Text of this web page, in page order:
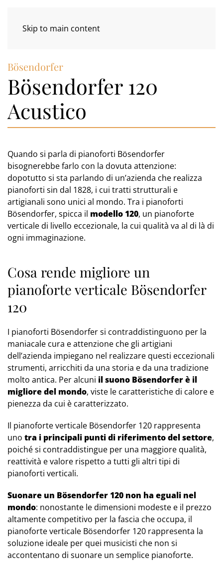
Skip to main content
Bösendorfer
Bösendorfer 120
Acustico
Quando si parla di pianoforti Bösendorfer
bisognerebbe farlo con la dovuta attenzione:
dopotutto si sta parlando di un’azienda che realizza
pianoforti sin dal 1828, i cui tratti strutturali e
artigianali sono unici al mondo. Tra i pianoforti
Bösendorfer, spicca il modello 120, un pianoforte
verticale di livello eccezionale, la cui qualità va al di là di
ogni immaginazione.
Cosa rende migliore un
pianoforte verticale Bösendorfer
120
I pianoforti Bösendorfer si contraddistinguono per la
maniacale cura e attenzione che gli artigiani
dell’azienda impiegano nel realizzare questi eccezionali
strumenti, arricchiti da una storia e da una tradizione
molto antica. Per alcuni il suono Bösendorfer è il
migliore del mondo, viste le caratteristiche di calore e
pienezza da cui è caratterizzato.
Il pianoforte verticale Bösendorfer 120 rappresenta
uno tra i principali punti di riferimento del settore,
poiché si contraddistingue per una maggiore qualità,
reattività e valore rispetto a tutti gli altri tipi di
pianoforti verticali.
Suonare un Bösendorfer 120 non ha eguali nel
mondo: nonostante le dimensioni modeste e il prezzo
altamente competitivo per la fascia che occupa, il
pianoforte verticale Bösendorfer 120 rappresenta la
soluzione ideale per quei musicisti che non si
accontentano di suonare un semplice pianoforte.